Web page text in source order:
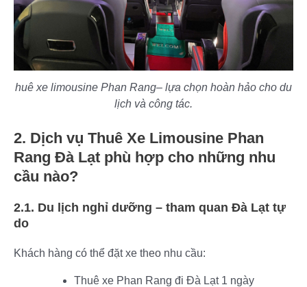
huê xe limousine Phan Rang– lựa chọn hoàn hảo cho du
lịch và công tác.
2. Dịch vụ Thuê Xe Limousine Phan
Rang Đà Lạt phù hợp cho những nhu
cầu nào?
2.1. Du lịch nghỉ dưỡng – tham quan Đà Lạt tự
do
Khách hàng có thể đặt xe theo nhu cầu:
Thuê xe Phan Rang đi Đà Lạt 1 ngày